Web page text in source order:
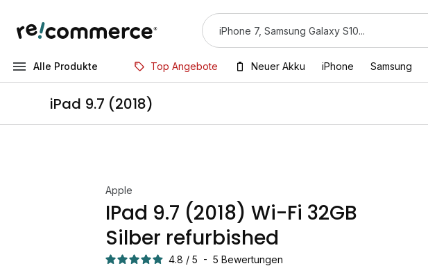
Alle Produkte Top Angebote Neuer Akku iPhone Samsung
iPad 9.7 (2018)
Apple
IPad 9.7 (2018) Wi-Fi 32GB
Silber refurbished
4.8 / 5 - 5 Bewertungen